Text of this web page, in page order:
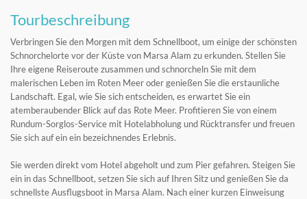
Tourbeschreibung
Verbringen Sie den Morgen mit dem Schnellboot, um einige der schönsten
Schnorchelorte vor der Küste von Marsa Alam zu erkunden. Stellen Sie
Ihre eigene Reiseroute zusammen und schnorcheln Sie mit dem
malerischen Leben im Roten Meer oder genießen Sie die erstaunliche
Landschaft. Egal, wie Sie sich entscheiden, es erwartet Sie ein
atemberaubender Blick auf das Rote Meer. Profitieren Sie von einem
Rundum-Sorglos-Service mit Hotelabholung und Rücktransfer und freuen
Sie sich auf ein ein bezeichnendes Erlebnis.
Sie werden direkt vom Hotel abgeholt und zum Pier gefahren. Steigen Sie
ein in das Schnellboot, setzen Sie sich auf Ihren Sitz und genießen Sie da
schnellste Ausflugsboot in Marsa Alam. Nach einer kurzen Einweisung